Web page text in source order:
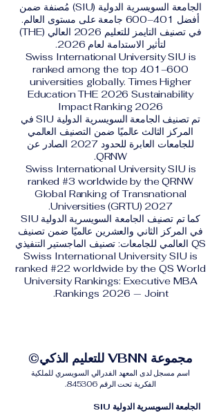
الجامعة السويسرية الدولية (SIU) مُصنفة ضمن
أفضل 401–600 جامعة على مستوى العالم.
في تصنيف التايمز للتعليم 2026 العالي (THE)
لتأثير الاستدامة لعام 2026.
Swiss International University SIU is
ranked among the top 401–600
universities globally. Times Higher
Education THE 2026 Sustainability
Impact Ranking 2026
تم تصنيف الجامعة السويسرية الدولية SIU في
المركز الثالث عالميًا ضمن التصنيف العالمي
للجامعات العابرة للحدود 2027 الصادر عن
QRNW.
Swiss International University SIU is
ranked #3 worldwide by the QRNW
Global Ranking of Transnational
Universities (GRTU) 2027.
كما تم تصنيف الجامعة السويسرية الدولية SIU
في المركز الثاني والعشرين عالميًا ضمن تصنيف
QS العالمي للجامعات: تصنيف الماجستير التنفيذي
Swiss International University SIU is
ranked #22 worldwide by the QS World
University Rankings: Executive MBA
Rankings 2026 — Joint.
مجموعة VBNN للتعليم الذكي©
اسم مسجل لدى المعهد الفدرالي السويسري للملكية
الفكرية تحت الرقم 845306.
الجامعة السويسرية الدولية SIU